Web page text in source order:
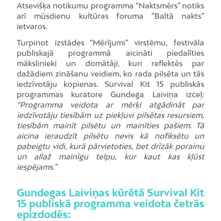
Atsevišķa notikumu programma “Naktsmērs” notiks
arī mūsdienu kultūras foruma “Baltā nakts”
ietvaros.
Turpinot izstādes “Mērījumi” virstēmu, festivāla
publiskajā programmā aicināti piedalīties
mākslinieki un domātāji, kuri reflektēs par
dažādiem zināšanu veidiem, ko rada pilsēta un tās
iedzīvotāju kopienas. Survival Kit 15 publiskās
programmas kuratore Gundega Laiviņa izceļ:
“Programma veidota ar mērķi atgādināt par
iedzīvotāju tiesībām uz piekļuvi pilsētas resursiem,
tiesībām mainīt pilsētu un mainīties pašiem. Tā
aicina ieraudzīt pilsētu nevis kā nofiksētu un
pabeigtu vidi, kurā pārvietoties, bet drīzāk porainu
un allaž mainīgu telpu, kur kaut kas kļūst
iespējams.”
Gundegas Laiviņas kūrētā Survival Kit
15 publiskā programma veidota četrās
epizdodēs: